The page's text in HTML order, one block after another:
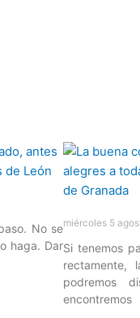
No se
haga. Dar
miércoles 5
Si tenemos
podremos
encontremos